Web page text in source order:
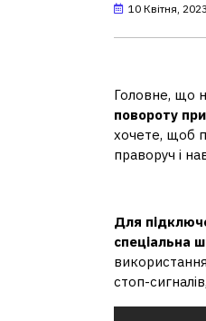
10 Квітня, 2023
Головне, що
повороту
хочете, щоб
праворуч і
Для
спеціальна
стоп-